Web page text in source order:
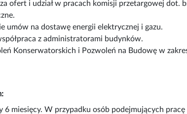
ofert i udział w pracach komisji przetargowej dot.
umów na dostawę energii elektrycznej i gazu.
z administratorami budynków.
Konserwatorskich i Pozwoleń na Budowę w
6 miesięcy. W przypadku osób podejmujących